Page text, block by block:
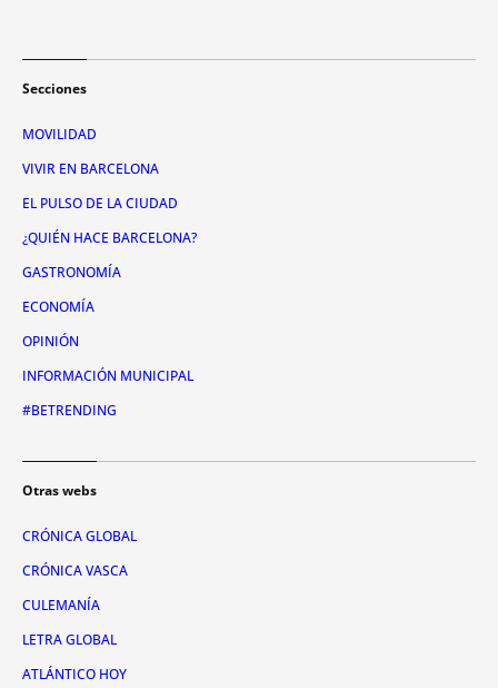
Secciones
MOVILIDAD
VIVIR EN BARCELONA
EL PULSO DE LA CIUDAD
¿QUIÉN HACE BARCELONA?
GASTRONOMÍA
ECONOMÍA
OPINIÓN
INFORMACIÓN MUNICIPAL
#BETRENDING
Otras webs
CRÓNICA GLOBAL
CRÓNICA VASCA
CULEMANÍA
LETRA GLOBAL
ATLÁNTICO HOY